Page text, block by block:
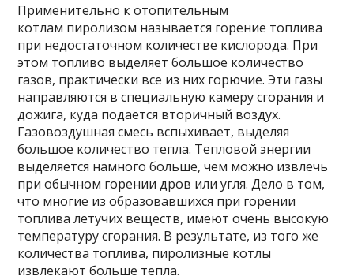
Применительно к отопительным
котлам пиролизом называется горение топлива
при недостаточном количестве кислорода. При
этом топливо выделяет большое количество
газов, практически все из них горючие. Эти газы
направляются в специальную камеру сгорания и
дожига, куда подается вторичный воздух.
Газовоздушная смесь вспыхивает, выделяя
большое количество тепла. Тепловой энергии
выделяется намного больше, чем можно извлечь
при обычном горении дров или угля. Дело в том,
что многие из образовавшихся при горении
топлива летучих веществ, имеют очень высокую
температуру сгорания. В результате, из того же
количества топлива, пиролизные котлы
извлекают больше тепла.